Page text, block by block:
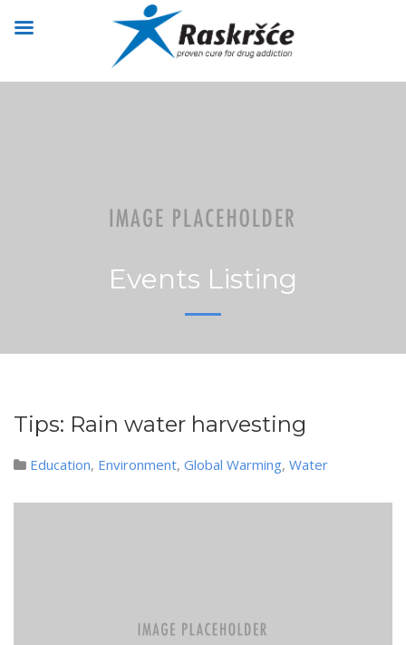
Events Listing
Tips: Rain water harvesting
Education, Environment, Global Warming, Water